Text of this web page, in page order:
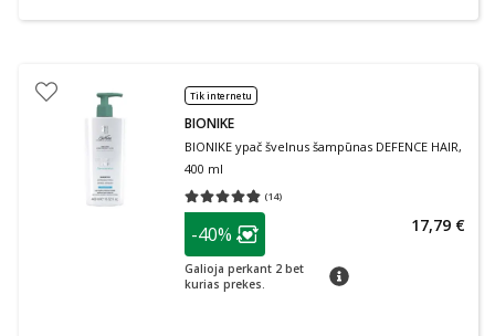
Tik internetu
BIONIKE
BIONIKE ypač švelnus šampūnas DEFENCE HAIR,
400 ml
(14)
Vidutinis įvertinimas 4.79
patarimas
Lojalumo klubo narių nuolaida
-40%
Galioja perkant 2 bet
kurias prekes.
patarimas
17,79 €